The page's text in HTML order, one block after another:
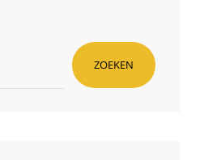
ZOEKEN